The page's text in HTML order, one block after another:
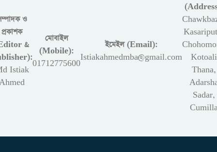
ও
প্রকাশক
&
Istiak
মোবাইল
(Mobile):
01712775600
ইমেইল (Email):
Istiakahmedmba@gmail.com
Kotoali
Thana,
Sadar,